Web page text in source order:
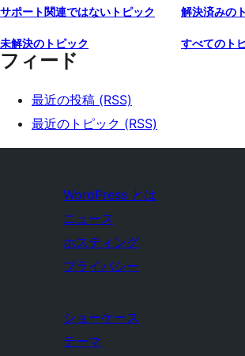
サポート関連ではないトピック 解決済みの
未解決のトピック すべてのト
フィード
最近の投稿 (RSS)
最近のトピック (RSS)
WordPress とは
ニュース
ホスティング
プライバシー
ショーケース
テーマ